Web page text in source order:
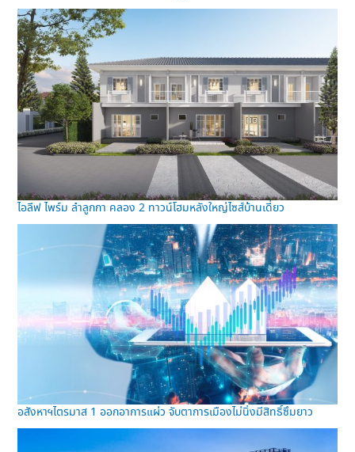
ไอลีฟ ไพร์ม ลำลูกกา คลอง 2 ทาวน์โฮมหลังใหญ่ไซส์บ้านเดี่ยว
อสังหาฯไตรมาส 1 ออกอาการแผ่ว จับตาการเมืองไม่นิ่งมีสิทธิ์ซึมยาว